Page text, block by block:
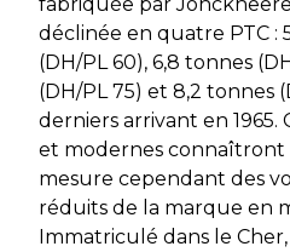
déclinée en quatre PTC :
(DH/PL 60), 6,8 tonnes
(DH/PL 75) et 8,2 tonnes
derniers arrivant en 1965.
et modernes connaîtront
mesure cependant des
réduits de la marque en
Immatriculé dans le